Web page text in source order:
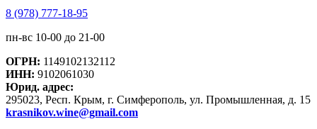
8 (978) 777-18-95
пн-вс 10-00 до 21-00
ОГРН: 1149102132112
ИНН: 9102061030
Юрид. адрес:
295023, Респ. Крым, г. Симферополь, ул. Промышленная, д. 15
krasnikov.wine@gmail.com